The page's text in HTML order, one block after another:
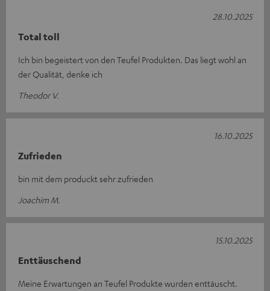
Total toll
Ich bin begeistert von den Teufel Produkten. Das liegt wohl an
der Qualität, denke ich
Theodor V.
28.10.2025
Zufrieden
bin mit dem produckt sehr zufrieden
Joachim M.
16.10.2025
Enttäuschend
Meine Erwartungen an Teufel Produkte wurden enttäuscht.
15.10.2025